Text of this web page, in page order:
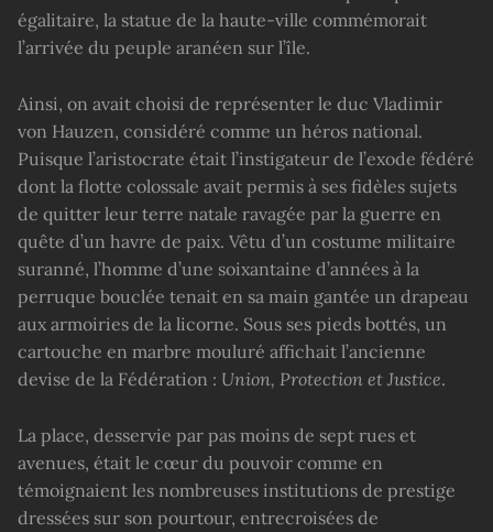
égalitaire, la statue de la haute-ville commémorait
l’arrivée du peuple aranéen sur l’île.
Ainsi, on avait choisi de représenter le duc Vladimir
von Hauzen, considéré comme un héros national.
Puisque l’aristocrate était l’instigateur de l’exode fédéré
dont la flotte colossale avait permis à ses fidèles sujets
de quitter leur terre natale ravagée par la guerre en
quête d’un havre de paix. Vêtu d’un costume militaire
suranné, l’homme d’une soixantaine d’années à la
perruque bouclée tenait en sa main gantée un drapeau
aux armoiries de la licorne. Sous ses pieds bottés, un
cartouche en marbre mouluré affichait l’ancienne
devise de la Fédération : Union, Protection et Justice.
La place, desservie par pas moins de sept rues et
avenues, était le cœur du pouvoir comme en
témoignaient les nombreuses institutions de prestige
dressées sur son pourtour, entrecroisées de